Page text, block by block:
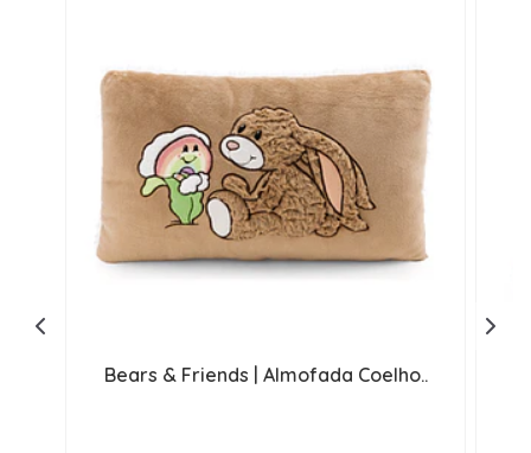
Bears & Friends | Almofada Coelho..